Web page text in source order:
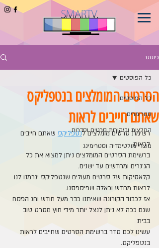
פוסט
כל הפוסטים
סטרימרים
המלצות וביקורות סרטים וסדרות
מוצרי מולטימדיה וסטרימינג
כל הפוסטים
הסרטים המומלצים בנטפליקס
שאתם חייבים לראות
רשימת סרטים מומלצים לנטפליקס שאתם חייבים
לראות
ברשימת הסרטים המומלצים ניתן למצוא את כל
הג'נרים ומחדשים עד ישנים.
קלאסיקות של סרטים מעולים שנטפליקס יגרמנו לנו
לראות מחדש וכאלה שפיספסנו.
אז לכבוד הקורונה שאיתנו כבר מעל חודש וחג הפסח
שגם ככה לא ניתן לנצל יותר מידי חוץ מסרט טוב
בבית
עשינו לכם סדר ברשימת הסרטים שחייבים לראות
בנטפליקס.